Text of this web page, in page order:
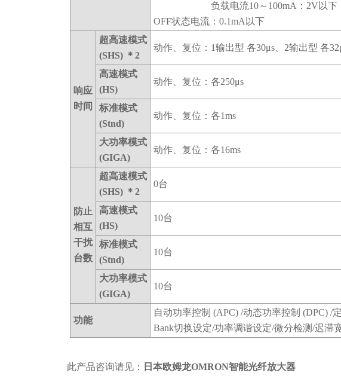
负载电流10～100mA：2V以下
OFF状态电流：0.1mA以下
响应
时间
超高速模式
(SHS) ＊2
动作、复位：1输出型 各30μs、2输出型 各
高速模式
(HS)
动作、复位：各250μs
标准模式
(Stnd)
动作、复位：各1ms
大功率模式
(GIGA)
动作、复位：各16ms
防止
相互
干扰
台数
超高速模式
(SHS) ＊2
0台
高速模式
(HS)
10台
标准模式
(Stnd)
10台
大功率模式
(GIGA)
10台
功能
自动功率控制 (APC) /动态功率控制 (DPC) /
Bank切换设定/功率调谐设定/微分检测/迟滞
此产品咨询请见： 日本欧姆龙OMRON智能光纤放大器